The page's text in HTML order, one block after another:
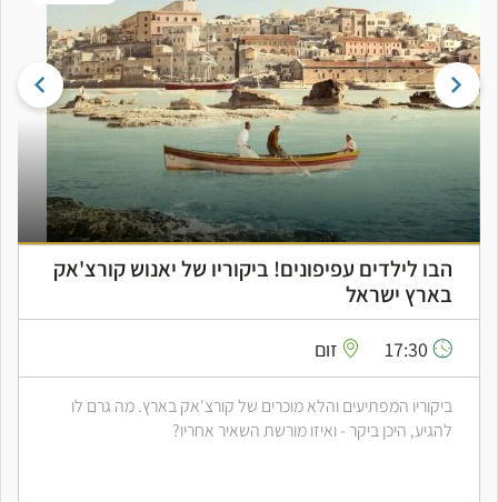
הבו לילדים עפיפונים! ביקוריו של יאנוש קורצ'אק
בארץ ישראל
זום
ביקוריו המפתיעים והלא מוכרים של קורצ'אק בארץ. מה גרם לו
להגיע, היכן ביקר - ואיזו מורשת השאיר אחריו?